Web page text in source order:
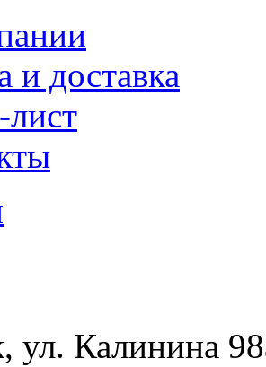
и доставка
ул. Калинина